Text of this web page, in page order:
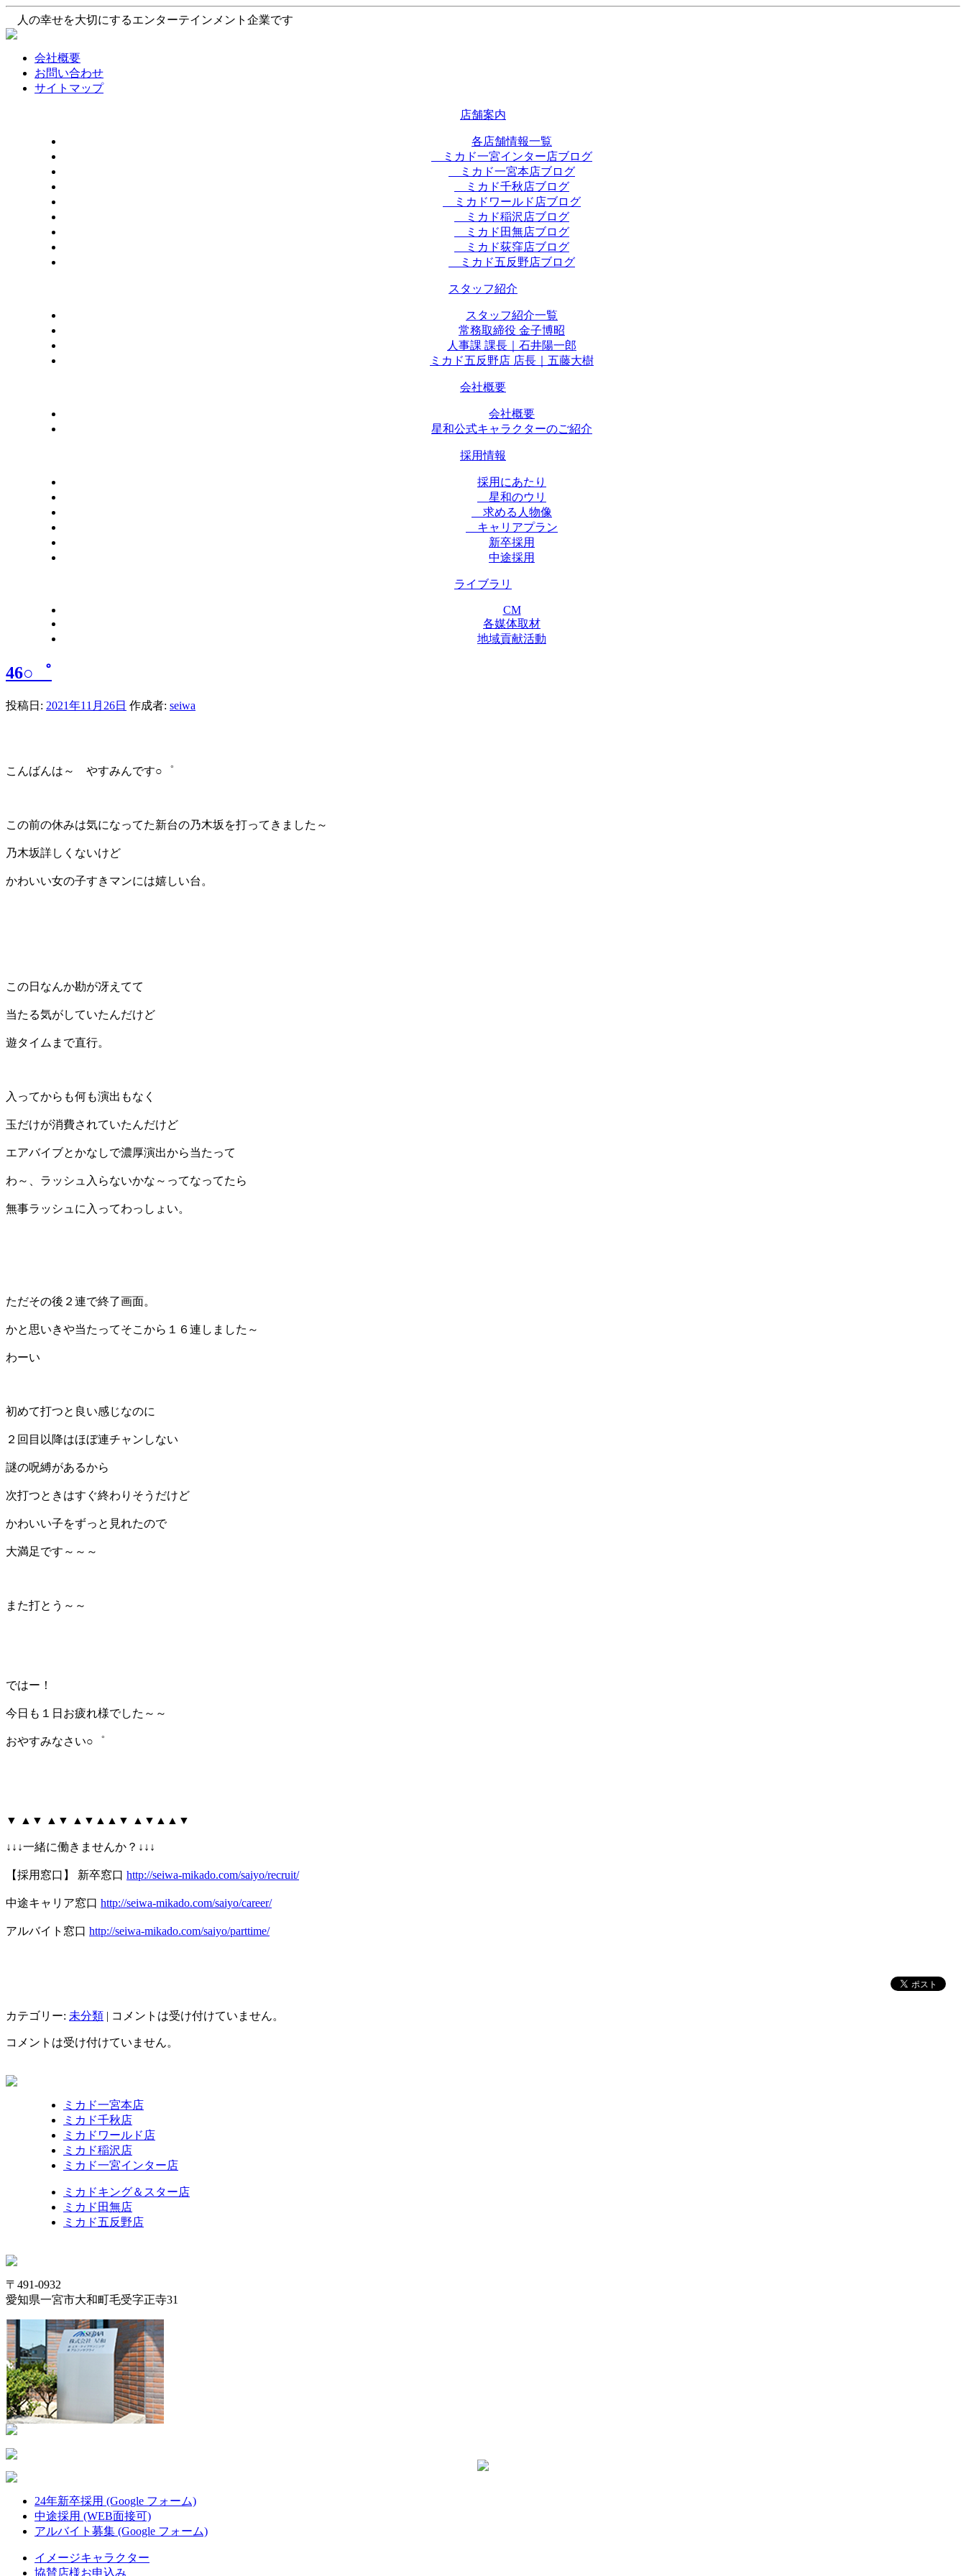
人の幸せを大切にするエンターテインメント企業です
会社概要
お問い合わせ
サイトマップ
店舗案内
各店舗情報一覧
ミカド一宮インター店ブログ
ミカド一宮本店ブログ
ミカド千秋店ブログ
ミカドワールド店ブログ
ミカド稲沢店ブログ
ミカド田無店ブログ
ミカド荻窪店ブログ
ミカド五反野店ブログ
スタッフ紹介
スタッフ紹介一覧
常務取締役 金子博昭
人事課 課長｜石井陽一郎
ミカド五反野店 店長｜五藤大樹
会社概要
会社概要
星和公式キャラクターのご紹介
採用情報
採用にあたり
星和のウリ
求める人物像
キャリアプラン
新卒採用
中途採用
ライブラリ
CM
各媒体取材
地域貢献活動
46○゜
投稿日: 2021年11月26日 作成者: seiwa
こんばんは～ やすみんです○゜
この前の休みは気になってた新台の乃木坂を打ってきました～
乃木坂詳しくないけど
かわいい女の子すきマンには嬉しい台。
この日なんか勘が冴えてて
当たる気がしていたんだけど
遊タイムまで直行。
入ってからも何も演出もなく
玉だけが消費されていたんだけど
エアバイブとかなしで濃厚演出から当たって
わ～、ラッシュ入らないかな～ってなってたら
無事ラッシュに入ってわっしょい。
ただその後２連で終了画面。
かと思いきや当たってそこから１６連しました～
わーい
初めて打つと良い感じなのに
２回目以降はほぼ連チャンしない
謎の呪縛があるから
次打つときはすぐ終わりそうだけど
かわいい子をずっと見れたので
大満足です～～～
また打とう～～
ではー！
今日も１日お疲れ様でした～～
おやすみなさい○゜
▼ ▲▼ ▲▼ ▲▼▲▲▼ ▲▼▲▲▼
↓↓↓一緒に働きませんか？↓↓↓
【採用窓口】 新卒窓口 http://seiwa-mikado.com/saiyo/recruit/
中途キャリア窓口 http://seiwa-mikado.com/saiyo/career/
アルバイト窓口 http://seiwa-mikado.com/saiyo/parttime/
カテゴリー: 未分類 | コメントは受け付けていません。
コメントは受け付けていません。
ミカド一宮本店
ミカド千秋店
ミカドワールド店
ミカド稲沢店
ミカド一宮インター店
ミカドキング＆スター店
ミカド田無店
ミカド五反野店
〒491-0932
愛知県一宮市大和町毛受字正寺31
24年新卒採用 (Google フォーム)
中途採用 (WEB面接可)
アルバイト募集 (Google フォーム)
イメージキャラクター
協賛店様お申込み